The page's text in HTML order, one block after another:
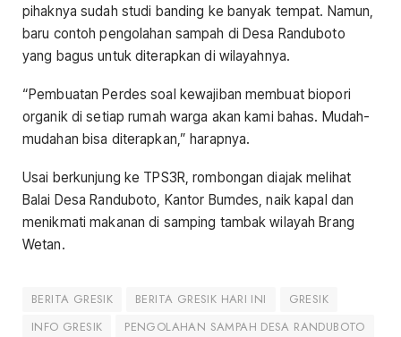
pihaknya sudah studi banding ke banyak tempat. Namun,
baru contoh pengolahan sampah di Desa Randuboto
yang bagus untuk diterapkan di wilayahnya.
“Pembuatan Perdes soal kewajiban membuat biopori
organik di setiap rumah warga akan kami bahas. Mudah-
mudahan bisa diterapkan,” harapnya.
Usai berkunjung ke TPS3R, rombongan diajak melihat
Balai Desa Randuboto, Kantor Bumdes, naik kapal dan
menikmati makanan di samping tambak wilayah Brang
Wetan.
BERITA GRESIK BERITA GRESIK HARI INI
GRESIK
INFO GRESIK
PENGOLAHAN SAMPAH DESA RANDUBOTO